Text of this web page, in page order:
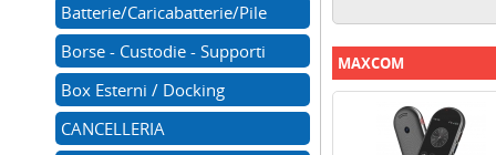
MAXCOM
Batterie/Caricabatterie/Pile
Borse - Custodie - Supporti
Box Esterni / Docking
CANCELLERIA